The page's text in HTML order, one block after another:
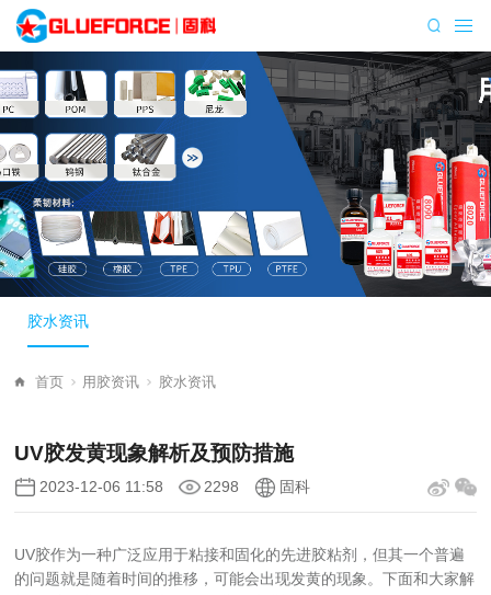
胶水资讯
首页 用胶资讯 胶水资讯
UV胶发黄现象解析及预防措施
2023-12-06 11:58 2298 固科
UV胶作为一种广泛应用于粘接和固化的先进胶粘剂，但其一个普遍
的问题就是随着时间的推移，可能会出现发黄的现象。下面和大家解